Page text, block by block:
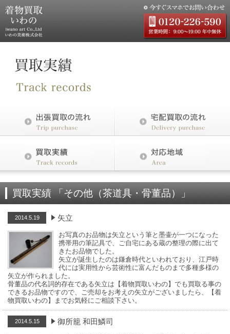
買取実績 「その他（茶道具・骨董品）」
2014.5.19 矢立
お写真のお品物は矢立という筆と墨壷が一つになった
携帯用の筆記具で、ご自宅にある蔵の整理の際に出て
きたお品物でした。
矢立が誕生したのは鎌倉時代といわれており、江戸時
代には実用性から芸術性に富んだものまで多種多様の
矢立が作られました。
骨董品の代名詞的存在である矢立は【着物買取いわの】でも買取る事の
できるお品物ですので、ご売却をお考えの矢立がございましたら、【着
物買取いわの】までお気軽にご相談下さい。
2014.5.15 御所籠 和田鱗司